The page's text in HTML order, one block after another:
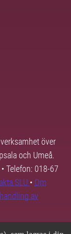
över
och Umeå.
Telefon: 018-67
SLU • Om
av